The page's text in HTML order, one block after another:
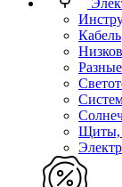
Кабель
Щиты,